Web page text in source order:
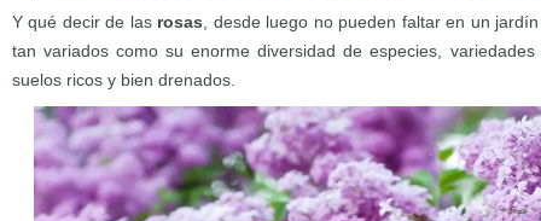
Y qué decir de las rosas , desde luego no pueden faltar en un
tan variados como su enorme diversidad de especies,
suelos ricos y bien drenados.